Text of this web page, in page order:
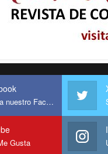
Unite a nuestro Facebook
Gusta